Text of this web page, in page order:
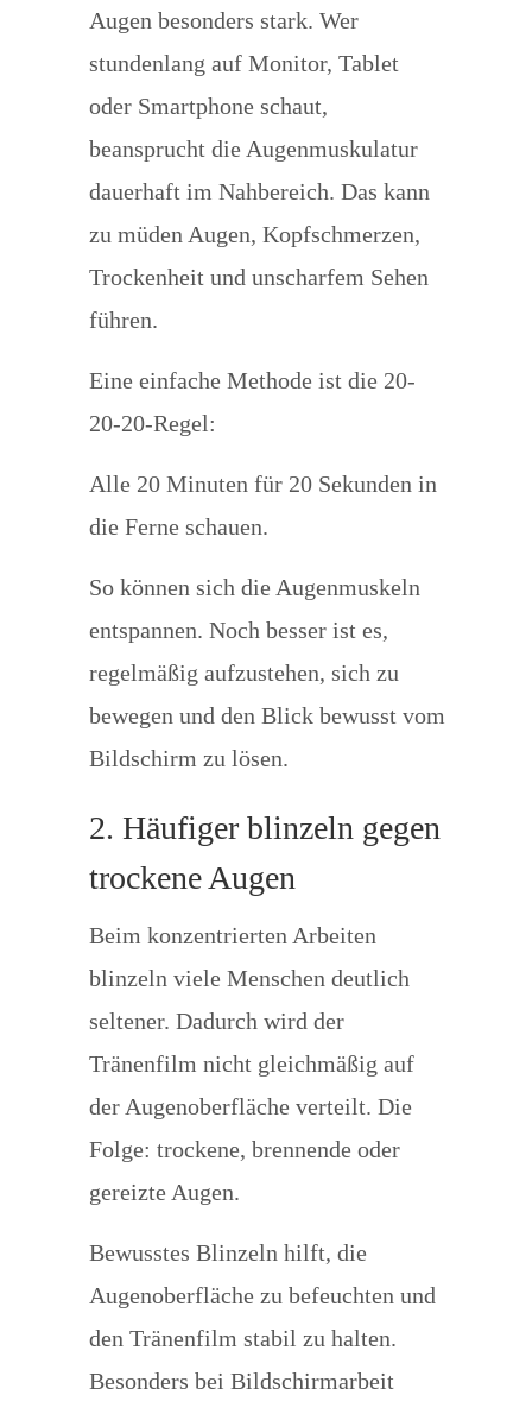
Augen besonders stark. Wer
stundenlang auf Monitor, Tablet
oder Smartphone schaut,
beansprucht die Augenmuskulatur
dauerhaft im Nahbereich. Das kann
zu müden Augen, Kopfschmerzen,
Trockenheit und unscharfem Sehen
führen.
Eine einfache Methode ist die 20-
20-20-Regel:
Alle 20 Minuten für 20 Sekunden in
die Ferne schauen.
So können sich die Augenmuskeln
entspannen. Noch besser ist es,
regelmäßig aufzustehen, sich zu
bewegen und den Blick bewusst vom
Bildschirm zu lösen.
2. Häufiger blinzeln gegen
trockene Augen
Beim konzentrierten Arbeiten
blinzeln viele Menschen deutlich
seltener. Dadurch wird der
Tränenfilm nicht gleichmäßig auf
der Augenoberfläche verteilt. Die
Folge: trockene, brennende oder
gereizte Augen.
Bewusstes Blinzeln hilft, die
Augenoberfläche zu befeuchten und
den Tränenfilm stabil zu halten.
Besonders bei Bildschirmarbeit